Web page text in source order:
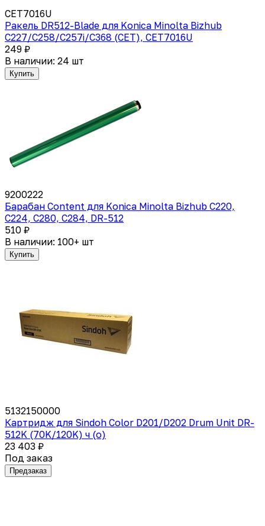
CET7016U
Ракель DR512-Blade для Konica Minolta Bizhub
C227/C258/C257i/C368 (CET), CET7016U
249 ₽
В наличии: 24 шт
Купить
9200222
Барабан Content для Konica Minolta Bizhub С220,
C224, С280, C284, DR-512
510 ₽
В наличии: 100+ шт
Купить
5132150000
Картридж для Sindoh Color D201/D202 Drum Unit DR-
512K (70K/120K) ч (o)
23 403 ₽
Под заказ
Предзаказ